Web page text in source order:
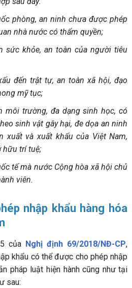
phòng, an ninh chưa được phép
nhà nước có thẩm quyền;
sức khỏe, an toàn của người tiêu
đến trật tự, an toàn xã hội, đạo
mỹ tục;
môi trường, đa dạng sinh học, có
sinh vật gây hại, đe dọa an ninh
xuất và xuất khẩu của Việt Nam,
hữu trí tuệ;
tế mà nước Cộng hòa xã hội chủ
viên.
nhập khẩu hàng hóa
của Nghị định 69/2018/NĐ-CP,
khẩu có thể được cho phép nhập
pháp luật hiện hành cũng như tại
sau: